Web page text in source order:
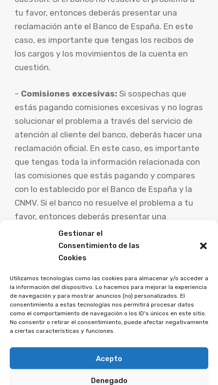
Gestionar el
Consentimiento de las
Cookies
Utilizamos tecnologías como las cookies para almacenar y/o acceder a
la información del dispositivo. Lo hacemos para mejorar la experiencia
de navegación y para mostrar anuncios (no) personalizados. El
consentimiento a estas tecnologías nos permitirá procesar datos
como el comportamiento de navegación o los ID's únicos en este sitio.
No consentir o retirar el consentimiento, puede afectar negativamente
a ciertas características y funciones.
Acepto
Denegado
tu favor, entonces deberás presentar una
reclamación ante el Banco de España. En este
caso, es importante que tengas los recibos de
los cargos y los movimientos de la cuenta en
cuestión.
– Comisiones excesivas: Si sospechas que
estás pagando comisiones excesivas y no logras
solucionar el problema a través del servicio de
atención al cliente del banco, deberás hacer una
reclamación oficial. En este caso, es importante
que tengas toda la información relacionada con
las comisiones que estás pagando y compares
con lo establecido por el Banco de España y la
CNMV. Si el banco no resuelve el problema a tu
favor, entonces deberás presentar una
reclamación ante el Banco de España.
Te puede interesar:
Las mejores prácticas para resolver
disputas con bancos
Te puede interesar:
Cómo saber si tienes una hipoteca con
cláusula suelo